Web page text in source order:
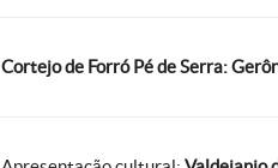
Cortejo de Forró Pé de Serra: